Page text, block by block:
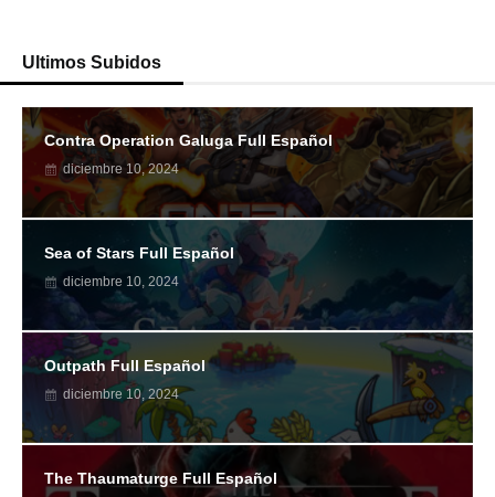
Ultimos Subidos
Contra Operation Galuga Full Español
diciembre 10, 2024
Sea of Stars Full Español
diciembre 10, 2024
Outpath Full Español
diciembre 10, 2024
The Thaumaturge Full Español